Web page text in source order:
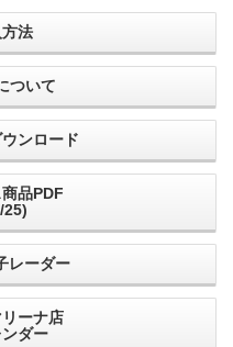
法
ついて
ンロード
品PDF
25)
レーダー
ーナ店
ダー